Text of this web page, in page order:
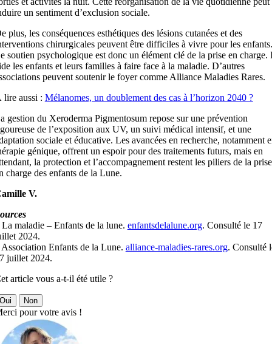
un sentiment d’exclusion sociale.
plus, les conséquences esthétiques des lésions cutanées et des
chirurgicales peuvent être difficiles à vivre pour les enfants.
soutien psychologique est donc un élément clé de la prise en charge.
les enfants et leurs familles à faire face à la maladie. D’autres
peuvent soutenir le foyer comme Alliance Maladies Rares.
lire aussi : Mélanomes, un doublement des cas à l’horizon 2040 ?
gestion du Xeroderma Pigmentosum repose sur une prévention
de l’exposition aux UV, un suivi médical intensif, et une
sociale et éducative. Les avancées en recherche, notamment
génique, offrent un espoir pour des traitements futurs, mais en
la protection et l’accompagnement restent les piliers de la prise
charge des enfants de la Lune.
V.
maladie – Enfants de la lune. enfantsdelalune.org. Consulté le 17
2024.
Enfants de la Lune. alliance-maladies-rares.org. Consulté
juillet 2024.
article vous a-t-il été utile ?
Non
pour votre avis !